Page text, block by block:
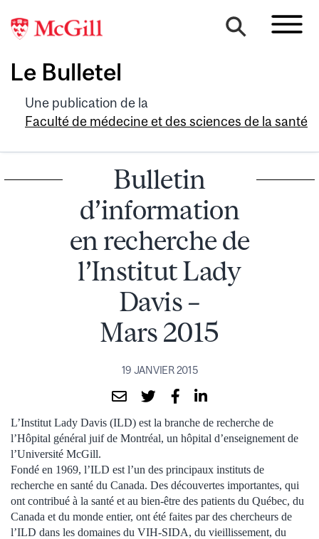
Le Bulletel
Une publication de la
Faculté de médecine et des sciences de la santé
Bulletin
d’information
en recherche de
l’Institut Lady
Davis –
Mars 2015
19 JANVIER 2015
L’Institut Lady Davis (ILD) est la branche de recherche de
l’Hôpital général juif de Montréal, un hôpital d’enseignement de
l’Université McGill.
Fondé en 1969, l’ILD est l’un des principaux instituts de
recherche en santé du Canada. Des découvertes importantes, qui
ont contribué à la santé et au bien-être des patients du Québec, du
Canada et du monde entier, ont été faites par des chercheurs de
l’ILD dans les domaines du VIH-SIDA, du vieillissement, du